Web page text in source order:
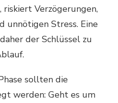
Verzögerungen,
unnötigen Stress. Eine
der Schlüssel zu
sollten die
werden: Geht es um